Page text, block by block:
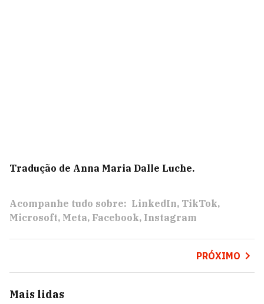
Tradução de Anna Maria Dalle Luche.
Acompanhe tudo sobre: LinkedIn TikTok
Microsoft Meta Facebook Instagram
PRÓXIMO
Mais lidas